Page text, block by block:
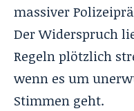
massiver
Der Widerspruch
Regeln plötzlich
wenn es um
Stimmen geht.